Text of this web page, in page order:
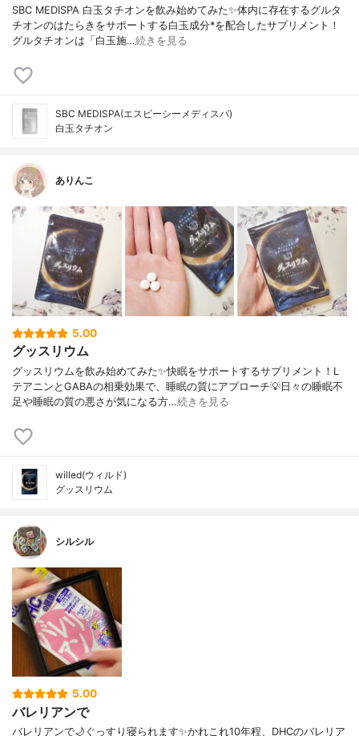
SBC MEDISPA 白玉タチオンを飲み始めてみた✨体内に存在するグルタ
チオンのはたらきをサポートする白玉成分*を配合したサプリメント！
グルタチオンは「白玉施…続きを見る
SBC MEDISPA(エスビーシーメディスパ)
白玉タチオン
ありんこ
5.00
グッスリウム
グッスリウムを飲み始めてみた✨快眠をサポートするサプリメント！L
テアニンとGABAの相乗効果で、睡眠の質にアプローチ💡日々の睡眠不
足や睡眠の質の悪さが気になる方…続きを見る
willed(ウィルド)
グッスリウム
シルシル
5.00
バレリアンで
バレリアンで🌙ぐっすり寝られます✨かれこれ10年程、DHCのバレリア